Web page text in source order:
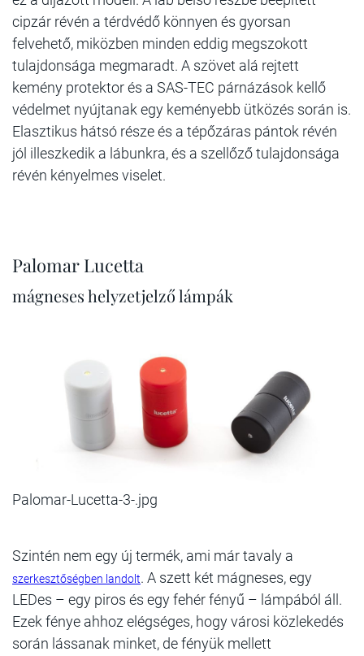
cipzár révén a térdvédő könnyen és gyorsan
felvehető, miközben minden eddig megszokott
tulajdonsága megmaradt. A szövet alá rejtett
kemény protektor és a SAS-TEC párnázások kellő
védelmet nyújtanak egy keményebb ütközés során is.
Elasztikus hátsó része és a tépőzáras pántok révén
jól illeszkedik a lábunkra, és a szellőző tulajdonsága
révén kényelmes viselet.
Palomar Lucetta
mágneses helyzetjelző lámpák
Palomar-Lucetta-3-.jpg
Szintén nem egy új termék, ami már tavaly a
szerkesztőségben landolt. A szett két mágneses, egy
LEDes – egy piros és egy fehér fényű – lámpából áll.
Ezek fénye ahhoz elégséges, hogy városi közlekedés
során lássanak minket, de fényük mellett